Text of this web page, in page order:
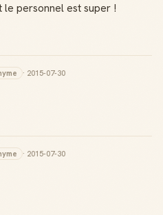
le personnel est super !
· 2015-07-30
· 2015-07-30